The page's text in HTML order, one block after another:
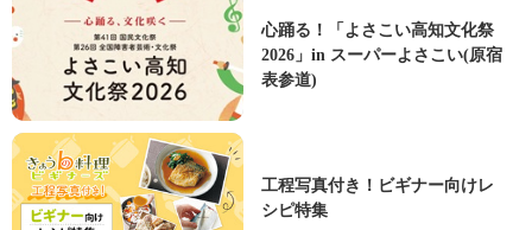
心踊る！「よさこい高知文化祭
2026」in スーパーよさこい(原宿
表参道)
工程写真付き！ビギナー向けレ
シピ特集